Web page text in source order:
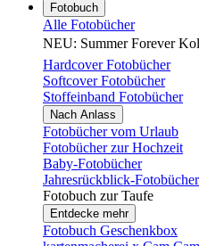
Fotobuch
Alle Fotobücher
NEU: Summer Forever
Hardcover Fotobücher
Softcover Fotobücher
Stoffeinband Fotobücher
Nach Anlass
Fotobücher vom Urlaub
Fotobücher zur Hochzeit
Baby-Fotobücher
Jahresrückblick-Fotobücher
Fotobuch zur Taufe
Entdecke mehr
Fotobuch Geschenkbox